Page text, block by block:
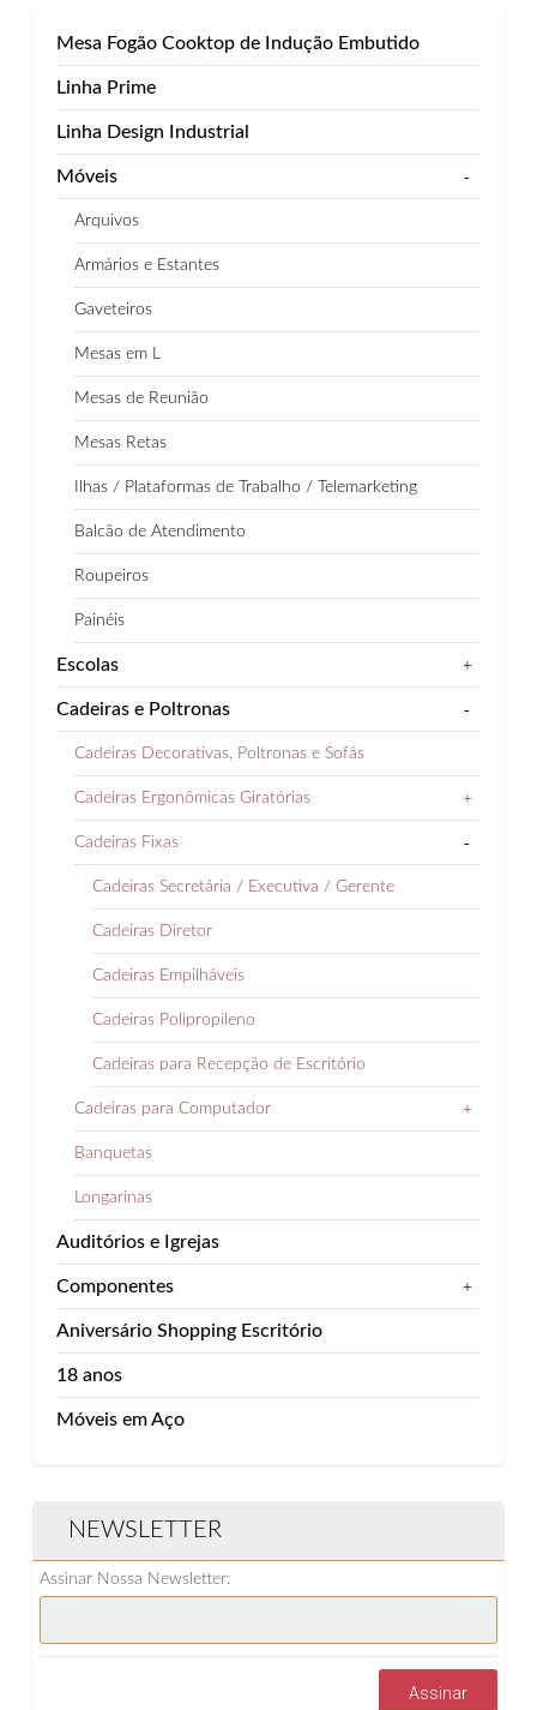
Mesa Fogão Cooktop de Indução Embutido
Linha Prime
Linha Design Industrial
Móveis -
Arquivos
Armários e Estantes
Gaveteiros
Mesas em L
Mesas de Reunião
Mesas Retas
Ilhas / Plataformas de Trabalho / Telemarketing
Balcão de Atendimento
Roupeiros
Painéis
Escolas +
Cadeiras e Poltronas -
Cadeiras Decorativas, Poltronas e Sofás
Cadeiras Ergonômicas Giratórias +
Cadeiras Fixas -
Cadeiras Secretária / Executiva / Gerente
Cadeiras Diretor
Cadeiras Empilháveis
Cadeiras Polipropileno
Cadeiras para Recepção de Escritório
Cadeiras para Computador +
Banquetas
Longarinas
Auditórios e Igrejas
Componentes +
Aniversário Shopping Escritório
18 anos
Móveis em Aço
NEWSLETTER
Assinar Nossa Newsletter:
Assinar